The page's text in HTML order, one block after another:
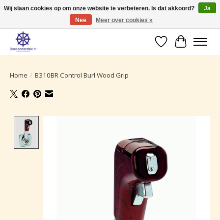
Ruime selectie producten voor uw boot onderhoud.
Verlanglijst
Home / B310BR Control Burl Wood Grip
Wij slaan cookies op om onze website te verbeteren. Is dat akkoord?
Ja
Nee
Meer over cookies »